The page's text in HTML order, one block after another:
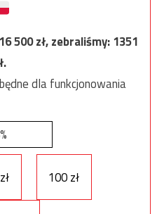
16 500zł, zebraliśmy:1351
dla funkcjonowania
100 zł